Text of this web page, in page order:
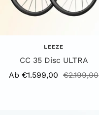
LEEZE
CC 35 Disc ULTRA
Angebotspreis
Ab €1.599,00 Regulärer
€2.199,00